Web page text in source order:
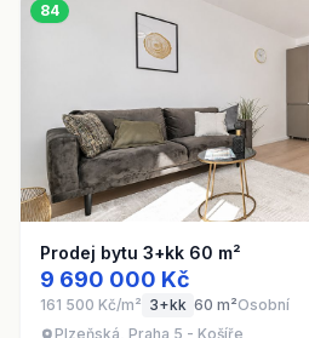
84
Prodej bytu 3+kk 60 m²
9 690 000 Kč
161 500 Kč/m² 3+kk 60 m²Osobní
Plzeňská, Praha 5 - Košíře